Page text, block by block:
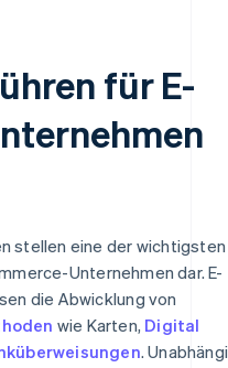
für E-
stellen eine der wichtigsten
Unternehmen dar. E-
die Abwicklung von
wie Karten, Digital
.